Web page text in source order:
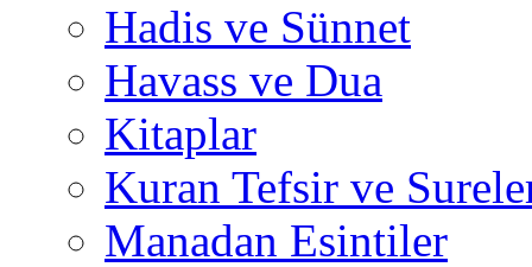
Hadis ve Sünnet
Havass ve Dua
Kitaplar
Kuran Tefsir ve
Manadan Esintiler